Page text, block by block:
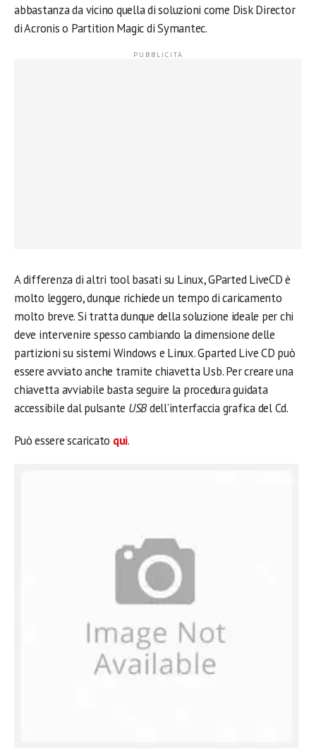
abbastanza da vicino quella di soluzioni come Disk Director
di Acronis o Partition Magic di Symantec.
A differenza di altri tool basati su Linux, GParted LiveCD è
molto leggero, dunque richiede un tempo di caricamento
molto breve.Si tratta dunque della soluzione ideale per chi
deve intervenire spesso cambiando la dimensione delle
partizioni su sistemi Windows e Linux. Gparted Live CD può
essere avviato anche tramite chiavetta Usb. Per creare una
chiavetta avviabile basta seguire la procedura guidata
accessibile dal pulsante USBdell’interfaccia grafica del Cd.
Può essere scaricato qui.